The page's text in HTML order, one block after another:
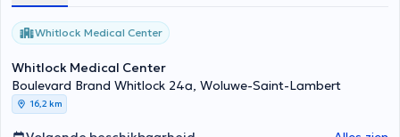
Whitlock Medical Center
Whitlock Medical Center
Boulevard Brand Whitlock 24a, Woluwe-Saint-Lambert
16,2 km